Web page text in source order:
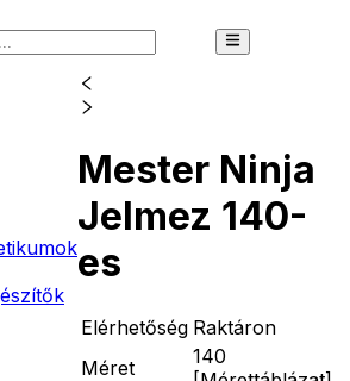
Mester Ninja
Jelmez 140-
es
Elérhetőség Raktáron
Méret
140